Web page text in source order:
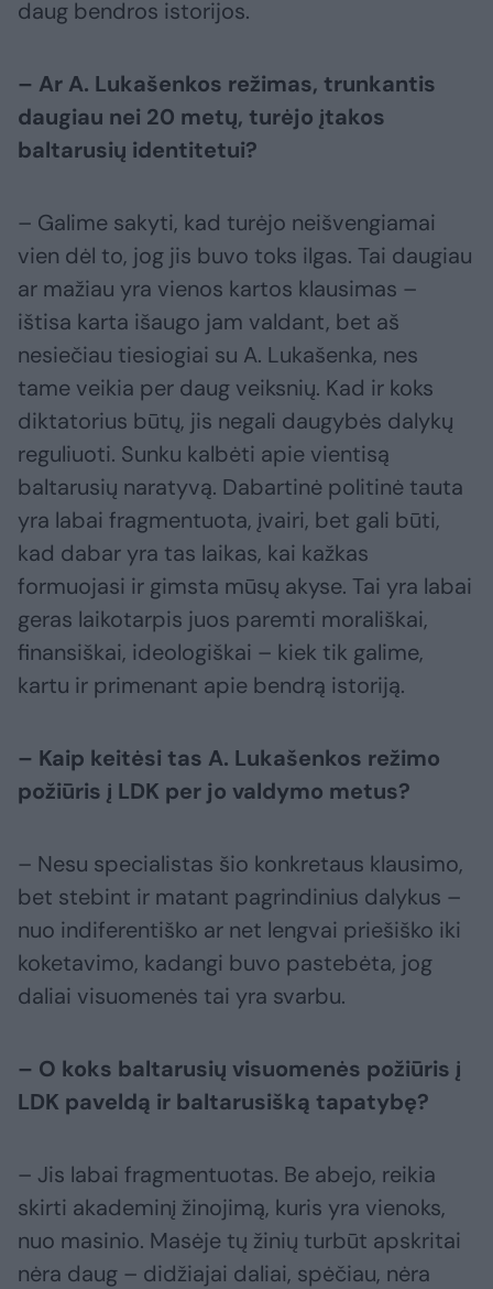
daug bendros istorijos.
– Ar A. Lukašenkos režimas, trunkantis
daugiau nei 20 metų, turėjo įtakos
baltarusių identitetui?
– Galime sakyti, kad turėjo neišvengiamai
vien dėl to, jog jis buvo toks ilgas. Tai daugiau
ar mažiau yra vienos kartos klausimas –
ištisa karta išaugo jam valdant, bet aš
nesiečiau tiesiogiai su A. Lukašenka, nes
tame veikia per daug veiksnių. Kad ir koks
diktatorius būtų, jis negali daugybės dalykų
reguliuoti. Sunku kalbėti apie vientisą
baltarusių naratyvą. Dabartinė politinė tauta
yra labai fragmentuota, įvairi, bet gali būti,
kad dabar yra tas laikas, kai kažkas
formuojasi ir gimsta mūsų akyse. Tai yra labai
geras laikotarpis juos paremti morališkai,
finansiškai, ideologiškai – kiek tik galime,
kartu ir primenant apie bendrą istoriją.
– Kaip keitėsi tas A. Lukašenkos režimo
požiūris į LDK per jo valdymo metus?
– Nesu specialistas šio konkretaus klausimo,
bet stebint ir matant pagrindinius dalykus –
nuo indiferentiško ar net lengvai priešiško iki
koketavimo, kadangi buvo pastebėta, jog
daliai visuomenės tai yra svarbu.
– O koks baltarusių visuomenės požiūris į
LDK paveldą ir baltarusišką tapatybę?
– Jis labai fragmentuotas. Be abejo, reikia
skirti akademinį žinojimą, kuris yra vienoks,
nuo masinio. Masėje tų žinių turbūt apskritai
nėra daug – didžiajai daliai, spėčiau, nėra